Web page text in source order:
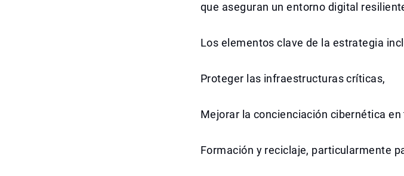
que aseguran un entorno digital
Los elementos clave de la estrategia
Proteger las infraestructuras críticas,
Mejorar la concienciación cibernética
Formación y reciclaje, particularmente